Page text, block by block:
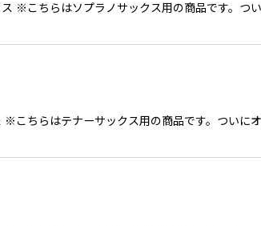
こちらはソプラノサックス用の商品です。つ
ちらはテナーサックス用の商品です。ついに